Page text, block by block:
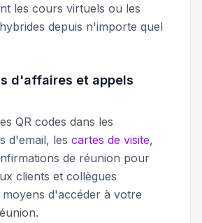
les cours virtuels ou les
depuis n'importe quel
d'affaires et appels
QR codes dans les
d'email, les cartes de visite,
de réunion pour
clients et collègues
moyens d'accéder à votre